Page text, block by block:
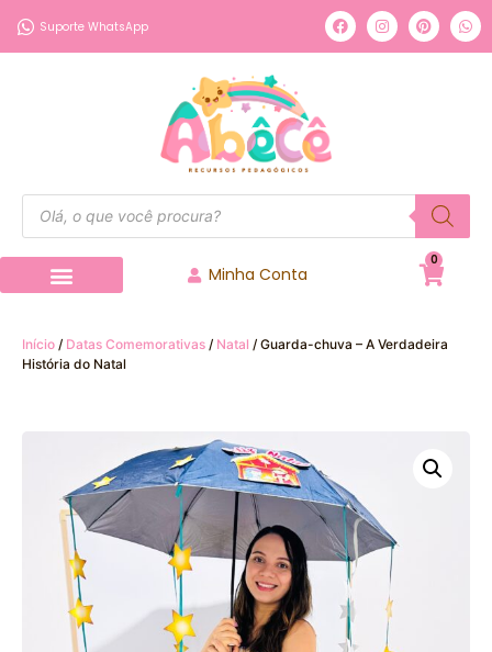
Suporte WhatsApp
Minha Conta
0
Início / Datas Comemorativas / Natal / Guarda-chuva – A Verdadeira
História do Natal